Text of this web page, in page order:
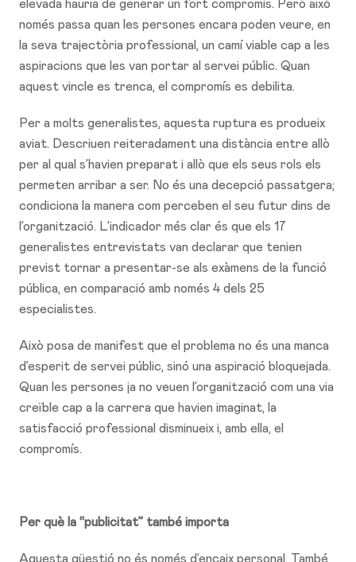
elevada hauria de generar un fort compromís. Però això
només passa quan les persones encara poden veure, en
la seva trajectòria professional, un camí viable cap a les
aspiracions que les van portar al servei públic. Quan
aquest vincle es trenca, el compromís es debilita.
Per a molts generalistes, aquesta ruptura es produeix
aviat. Descriuen reiteradament una distància entre allò
per al qual s’havien preparat i allò que els seus rols els
permeten arribar a ser. No és una decepció passatgera;
condiciona la manera com perceben el seu futur dins de
l’organització. L’indicador més clar és que els 17
generalistes entrevistats van declarar que tenien
previst tornar a presentar-se als exàmens de la funció
pública, en comparació amb només 4 dels 25
especialistes.
Això posa de manifest que el problema no és una manca
d’esperit de servei públic, sinó una aspiració bloquejada.
Quan les persones ja no veuen l’organització com una via
creïble cap a la carrera que havien imaginat, la
satisfacció professional disminueix i, amb ella, el
compromís.
Per què la “publicitat” també importa
Aquesta qüestió no és només d’encaix personal. També